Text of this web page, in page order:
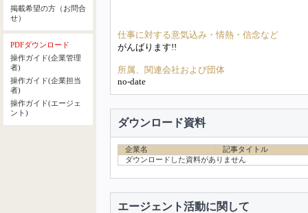
掲載希望の方（お問合
せ）
PDFダウンロード
操作ガイド(企業管理
者)
操作ガイド(企業担当
者)
操作ガイド(エージェ
ント)
仕事に対する意気込み・情熱・信念など
がんばります!!
所属、関連会社および団体
no-date
ダウンロード資料
企業名
記事タイトル
ダウンロードした資料がありません
エージェント活動に関して